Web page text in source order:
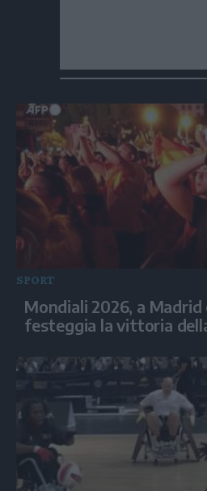
SPORT
Mondiali 2026, a Madrid
festeggia la vittoria